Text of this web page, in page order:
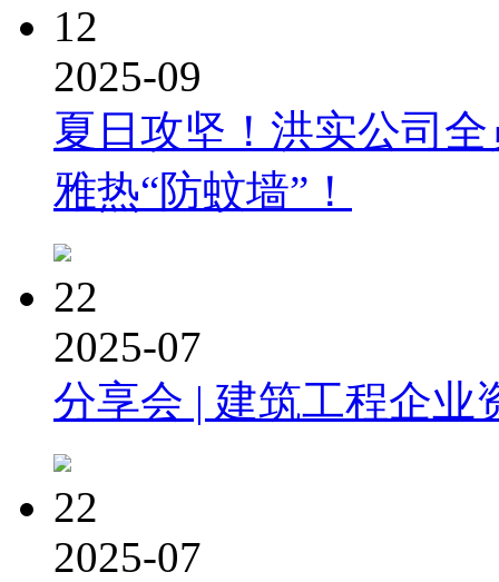
12
2025-09
夏日攻坚！洪实公司
雅热“防蚊墙”！
22
2025-07
分享会 | 建筑工程企业
22
2025-07